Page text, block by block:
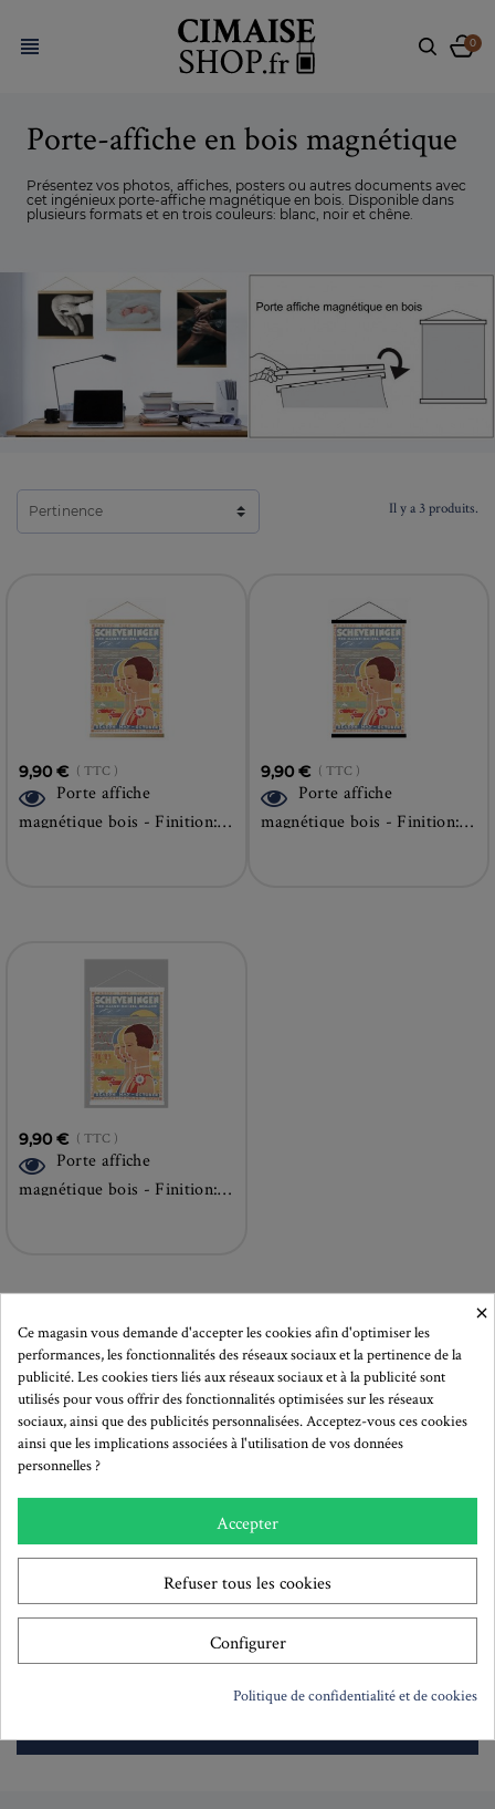
 0
Porte-affiche en bois magnétique
Présentez vos photos, affiches, posters ou autres documents avec
cet ingénieux porte-affiche magnétique en bois. Disponible dans
plusieurs formats et en trois couleurs: blanc, noir et chêne.
Il y a 3 produits.
Pertinence
9,90 € ( TTC )
Porte affiche
magnétique bois - Finition:
9,90 € ( TTC )
Porte affiche
magnétique bois - Finition:
9,90 € ( TTC )
Porte affiche
magnétique bois - Finition:
S'abonner à la newsletter!
S'inscrire
utilisons vos données
J'accepte lesconditions généraleset la politique
×
Ce magasin vous demande d'accepter les cookies afin d'optimiser les
performances, les fonctionnalités des réseaux sociaux et la pertinence de la
publicité. Les cookies tiers liés aux réseaux sociaux et à la publicité sont
utilisés pour vous offrir des fonctionnalités optimisées sur les réseaux
sociaux, ainsi que des publicités personnalisées. Acceptez-vous ces cookies
ainsi que les implications associées à l'utilisation de vos données
personnelles ?
Accepter
Refuser tous les cookies
Configurer
Politique de confidentialité et de cookies